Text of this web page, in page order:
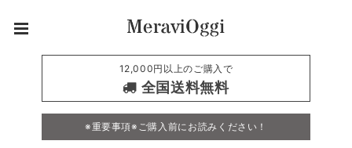
12,000円以上のご購入で
全国送料無料
※重要事項※ご購入前にお読みください！